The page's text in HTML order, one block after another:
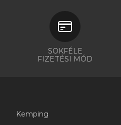
SOKFÉLE
FIZETÉSI MÓD
Kemping